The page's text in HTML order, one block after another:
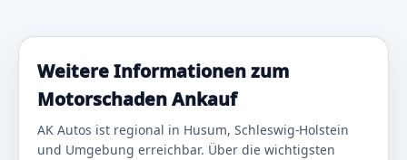
Weitere Informationen zum
Motorschaden Ankauf
AK Autos ist regional in Husum, Schleswig-Holstein
und Umgebung erreichbar. Über die wichtigsten